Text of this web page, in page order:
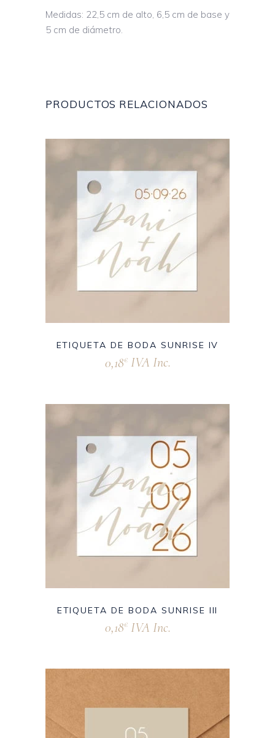
Medidas: 22,5 cm de alto, 6,5 cm de base y
5 cm de diámetro.
PRODUCTOS RELACIONADOS
ETIQUETA DE BODA SUNRISE IV
0,18€ IVA Inc.
ETIQUETA DE BODA SUNRISE III
0,18€ IVA Inc.